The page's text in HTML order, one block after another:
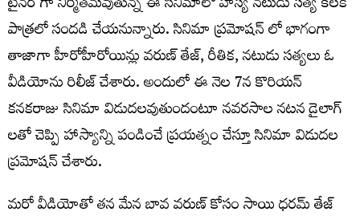
పాత్రలో సందడి చేయనున్నారు. సినిమా ప్రమోషన్ లో భాగంగా
తాజాగా హీరోహీరోయిన్లు వరుణ్ తేజ్, రీతిక, నటుడు సత్యలు ఓ
వీడియోను రిలీజ్ చేశారు. అందులో ఈ నెల 7న కొరియన్
కనకరాజు సినిమా విడుదలవుతుందంటూ నవరసాల నటన డైలాగ్
లతో చెప్పి హాస్యాన్ని పండించే ప్రయత్నం చేస్తూ సినిమా విడుదల
ప్రమోషన్ చేశారు.
మరో వీడియోతో తన మేన బావ వరుణ్ కోసం సాయి ధరమ్ తేజ్